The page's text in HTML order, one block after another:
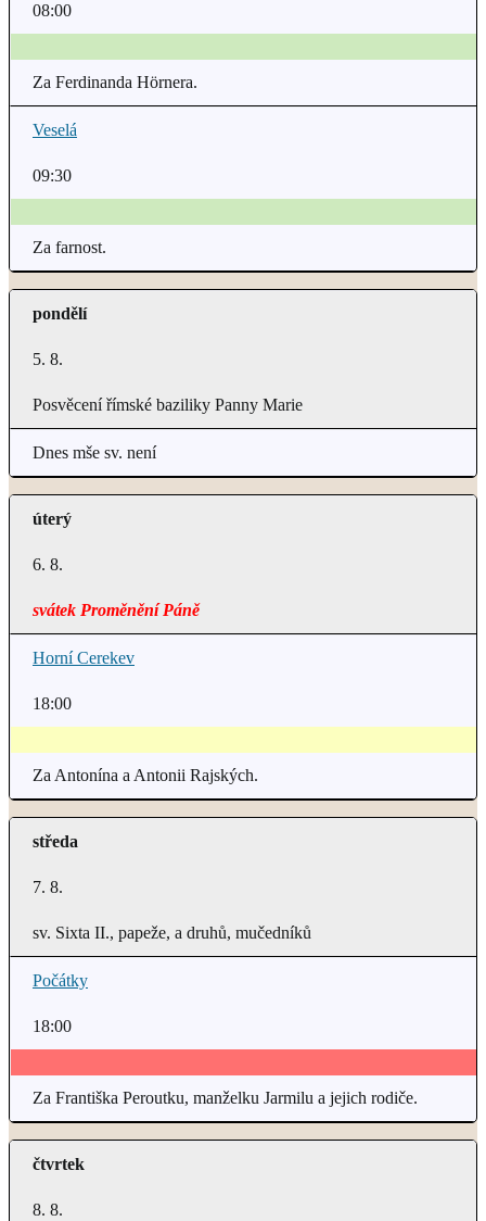
08:00
Za Ferdinanda Hörnera.
Veselá
09:30
Za farnost.
pondělí
5. 8.
Posvěcení římské baziliky Panny Marie
Dnes mše sv. není
úterý
6. 8.
svátek Proměnění Páně
Horní Cerekev
18:00
Za Antonína a Antonii Rajských.
středa
7. 8.
sv. Sixta II., papeže, a druhů, mučedníků
Počátky
18:00
Za Františka Peroutku, manželku Jarmilu a jejich rodiče.
čtvrtek
8. 8.